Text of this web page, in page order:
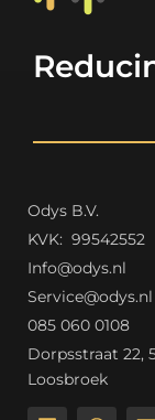
Odys B.V.
KVK: 99542552
Info@odys.nl
Service@odys.nl
085 060 0108
Dorpsstraat 22,
Loosbroek